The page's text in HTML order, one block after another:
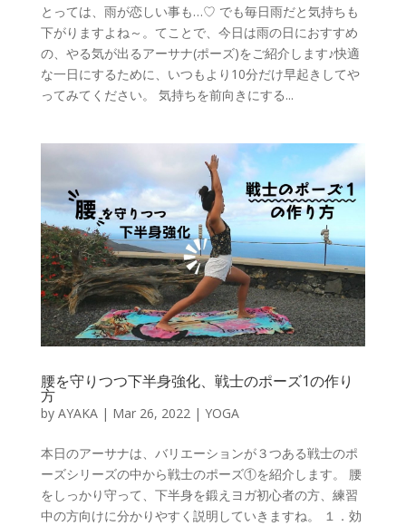
とっては、雨が恋しい事も…♡ でも毎日雨だと気持ちも
下がりますよね～。てことで、今日は雨の日におすすめ
の、やる気が出るアーサナ(ポーズ)をご紹介します♪快適
な一日にするために、いつもより10分だけ早起きしてや
ってみてください。 気持ちを前向きにする...
腰を守りつつ下半身強化、戦士のポーズ1の作り
方
by AYAKA| Mar 26, 2022| YOGA
本日のアーサナは、バリエーションが３つある戦士のポ
ーズシリーズの中から戦士のポーズ①を紹介します。 腰
をしっかり守って、下半身を鍛えヨガ初心者の方、練習
中の方向けに分かりやすく説明していきますね。 １．効